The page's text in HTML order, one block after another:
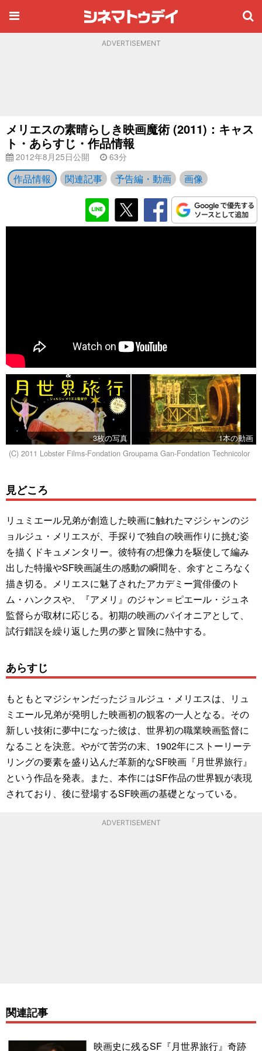
ADVERTISEMENT
メリエスの素晴らしき映画魔術 (2011)：キャス
ト・あらすじ・作品情報
2012年8月25日公開 63分
作品情報 関連記事 予告編・動画 画像
3枚の写真
1本の動画
(C) 2011 Lobster Films-Fondation Groupama Gan-Fondation Technicolor
見どころ
リュミエール兄弟が創造した映画に触れたマジシャンのジ
ョルジュ・メリエスが、手探りで独自の映画作りに挑む姿
を描くドキュメンタリー。彼特有の想像力を駆使して編み
出した特撮やSF映画誕生の感動の瞬間を、余すところなく
描き切る。メリエスに魅了されたアカデミー賞俳優のト
ム・ハンクスや、『アメリ』のジャン＝ピエール・ジュネ
監督らが取材に応じる。初期の映画のパイオニアとして、
試行錯誤を繰り返した男の夢と冒険に熱中する。
あらすじ
もともとマジシャンだったジョルジュ・メリエスは、リュ
ミエール兄弟が発明した映画初の観客の一人となる。その
新しい技術に夢中になった彼は、世界初の職業映画監督に
なることを決意。やがて苦労の末、1902年にストーリーテ
リングの要素を盛り込んだ革新的なSF映画『月世界旅行』
という作品を発表。また、本作にはSF作品の世界観が表現
されており、後に登場するSF映画の基礎となっている。
ADVERTISEMENT
関連記事
映画史に残るSF『月世界旅行』奇跡